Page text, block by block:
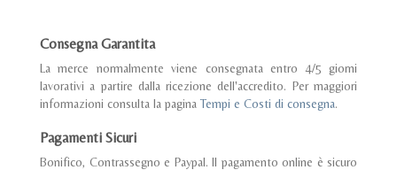
Consegna Garantita
La merce normalmente viene consegnata entro 4/5 giorni
lavorativi a partire dalla ricezione dell'accredito. Per maggiori
informazioni consulta la pagina Tempi e Costi di consegna.
Pagamenti Sicuri
Bonifico, Contrassegno e Paypal. Il pagamento online è sicuro